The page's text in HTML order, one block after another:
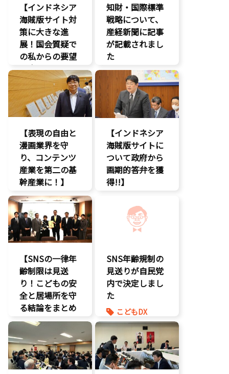
【インドネシア
海賊版サイト対
策に大きな進
展！国会質疑で
の私からの要望
に応え、三谷法
務副大臣がイン
ドネシア法務副
大臣に運営……
エンタメ産業
促進
デジタル著作
権
国会質疑
知的財産
経済政策
著作権
知財・国際標準
戦略について、
産経新聞に記事
が記載されまし
た
報道記事
知的財産
著作権
【表現の自由と
漫画業界を守
り、コンテンツ
産業を第二の基
幹産業に！】
エンタメ支援
二次創作保護
著作権
表現規制
【インドネシア
海賊版サイトに
ついて政府から
画期的答弁を獲
得!!】
エンタメ産業
促進
デジタル著作
国会質疑
海賊版
知的財産
表現規制
質問主意書
【SNSの一律年
齢制限は見送
り！こどもの安
全と居場所を守
る結論をまとめ
ました】
こどもDX
こどもの権利
こども政策
SNS年齢規制の
見送りが自民党
内で決定しまし
た
こどもDX
こどもの権利
こども政策
ゲーム規制
表現規制